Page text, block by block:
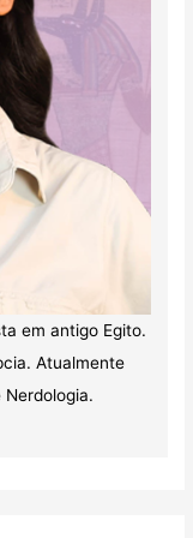
em antigo Egito.
Atualmente